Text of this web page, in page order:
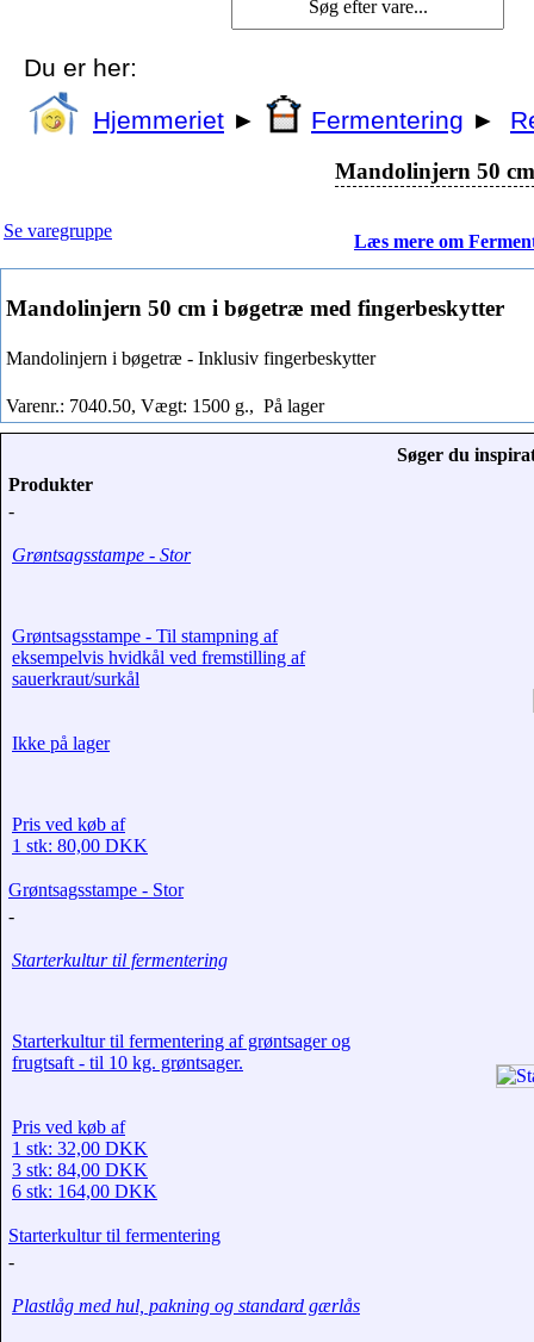
Du er her:
Hjemmeriet ► Fermentering ►
Mandolinjern 50
Se varegruppe
Læs mere om
Mandolinjern 50 cm i bøgetræ med fingerbeskytter
Mandolinjern i bøgetræ - Inklusiv fingerbeskytter
Varenr.: 7040.50, Vægt: 1500 g., På lager
Søger du
Produkter
-
Grøntsagsstampe - Stor
Grøntsagsstampe - Til stampning af
eksempelvis hvidkål ved fremstilling af
sauerkraut/surkål
Ikke på lager
Pris ved køb af
1 stk: 80,00 DKK
Grøntsagsstampe - Stor
-
Starterkultur til fermentering
Starterkultur til fermentering af grøntsager og
frugtsaft - til 10 kg. grøntsager.
Pris ved køb af
1 stk: 32,00 DKK
3 stk: 84,00 DKK
6 stk: 164,00 DKK
Starterkultur til fermentering
-
Plastlåg med hul, pakning og standard gærlås